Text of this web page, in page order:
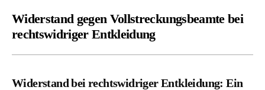
Widerstand gegen Vollstreckungsbeamte bei
rechtswidriger Entkleidung
Widerstand bei rechtswidriger Entkleidung: Ein